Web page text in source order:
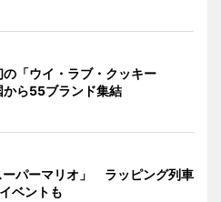
「ウイ・ラブ・クッキー
ら55ブランド集結
パーマリオ」 ラッピング列車
ベントも